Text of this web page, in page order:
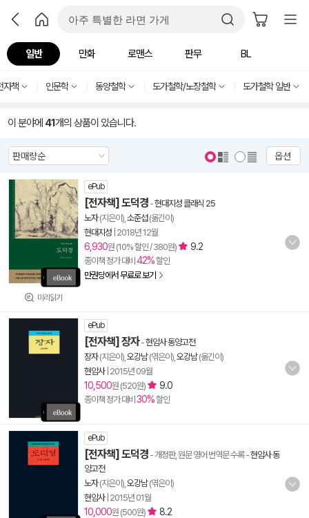
일반 만화 로맨스 판무 BL
자책 인문학 동양철학 도가철학/노장철학 도가철학 일반
이 분야에 41개의 상품이 있습니다.
옵션
미리읽기
ePub
[전자책] 도덕경 -현대지성 클래식 25
노자(지은이), 소준섭(옮긴이)
현대지성 2018년 12월
6,930원 (10% 할인 / 380원) 9.2
종이책 정가 대비 42%할인
만권당에서 무료로 보기
ePub
[전자책] 장자-현암사 동양고전
장자(지은이), 오강남(엮은이), 오강남(옮긴이)
현암사| 2015년 09월
10,500원 (520원) 9.0
종이책 정가 대비 30%할인
ePub
[전자책] 도덕경 - 개정판, 원문 영어 번역문 수록-현암사 동
양고전
노자(지은이), 오강남(엮은이)
현암사| 2015년 01월
10,000원 (500원) 8.2